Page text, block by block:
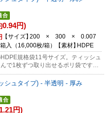
0.94円)
サイズ
200 × 300 × 0.007
入（16,000枚/箱） 素材
HDPE
規格袋11号サイズ。ティッシュ
で1枚ずつ取り出せるポリ袋です。
”コシ”はしっかりしています。コン
っぷり1,000枚入り。
シュタイプ) - 半透明 - 厚み
円)